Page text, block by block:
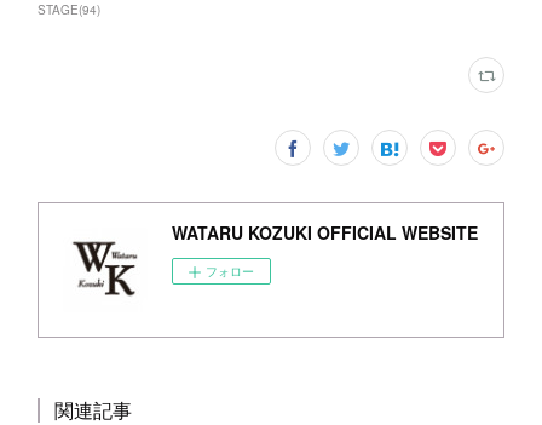
STAGE(94)
WATARU KOZUKI OFFICIAL WEBSITE
フォロー
関連記事